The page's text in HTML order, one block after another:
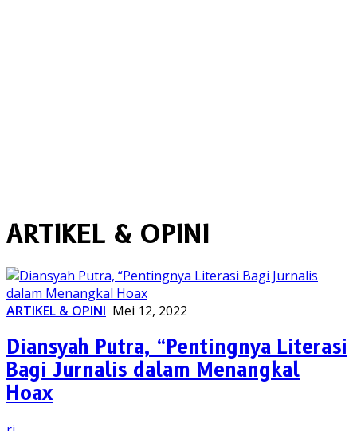
ARTIKEL & OPINI
ARTIKEL & OPINI Mei 12, 2022
Diansyah Putra, “Pentingnya Literasi
Bagi Jurnalis dalam Menangkal
Hoax